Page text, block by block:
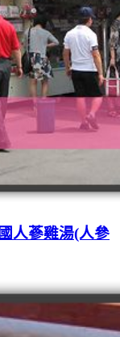
人蔘雞湯(人參